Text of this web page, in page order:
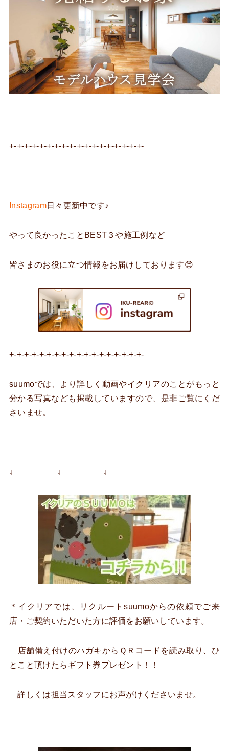
+-+-+-+-+-+-+-+-+-+-+-+-+-+-+-+-+-+-
Instagram日々更新中です♪
やって良かったことBEST３や施工例など
皆さまのお役に立つ情報をお届けしております😊
+-+-+-+-+-+-+-+-+-+-+-+-+-+-+-+-+-+-
suumoでは、より詳しく動画やイクリアのことがもっと
分かる写真なども掲載していますので、是非ご覧にくだ
さいませ。
↓ ↓ ↓
＊イクリアでは、リクルートsuumoからの依頼でご来
店・ご契約いただいた方に評価をお願いしています。
店舗備え付けのハガキからＱＲコードを読み取り、ひ
とこと頂けたらギフト券プレゼント！！
詳しくは担当スタッフにお声がけくださいませ。